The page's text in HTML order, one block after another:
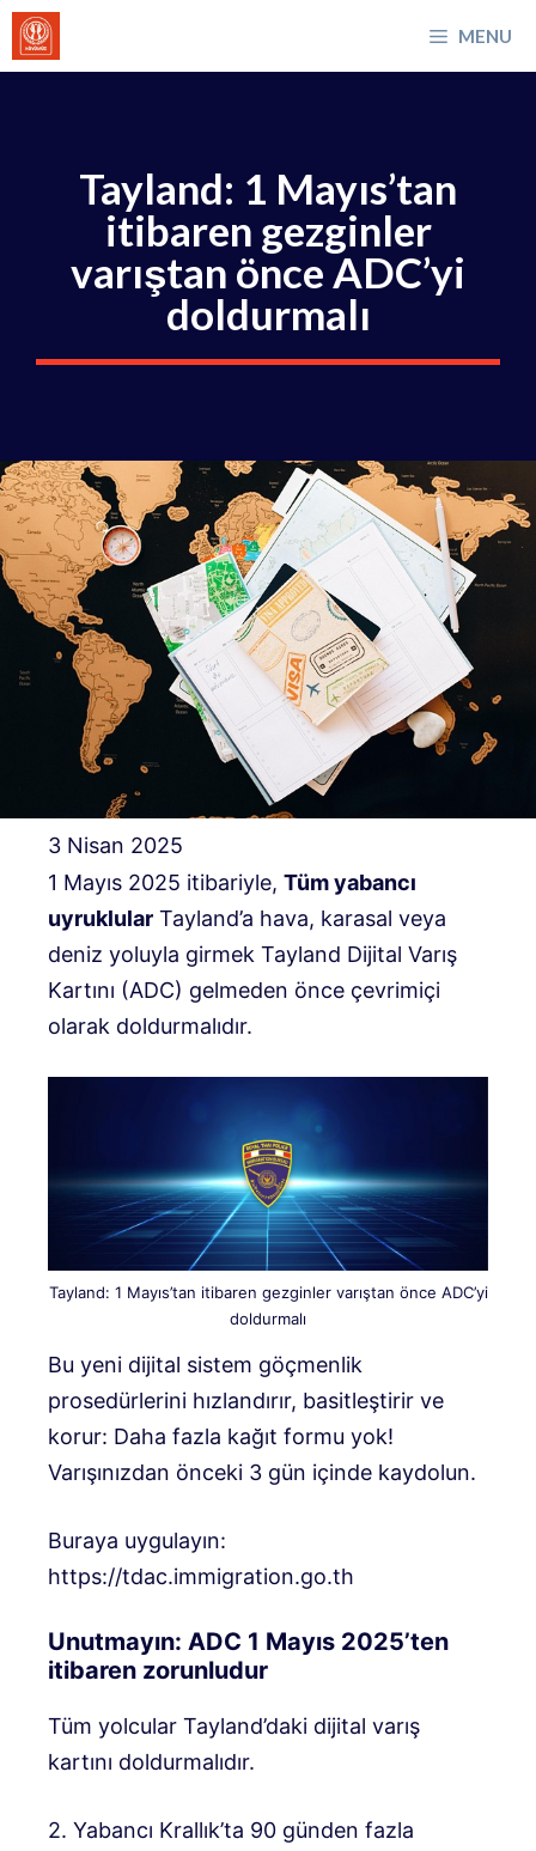
İçeriğe
atla
MENU
Tayland: 1 Mayıs’tan
itibaren gezginler
varıştan önce ADC’yi
doldurmalı
3 Nisan 2025
1 Mayıs 2025 itibariyle, Tüm yabancı
uyruklular Tayland’a hava, karasal veya
deniz yoluyla girmek Tayland Dijital Varış
Kartını (ADC) gelmeden önce çevrimiçi
olarak doldurmalıdır.
Tayland: 1 Mayıs’tan itibaren gezginler varıştan önce ADC’yi
doldurmalı
Bu yeni dijital sistem göçmenlik
prosedürlerini hızlandırır, basitleştirir ve
korur: Daha fazla kağıt formu yok!
Varışınızdan önceki 3 gün içinde kaydolun.
Buraya uygulayın:
https://tdac.immigration.go.th
Unutmayın: ADC 1 Mayıs 2025’ten
itibaren zorunludur
Tüm yolcular Tayland’daki dijital varış
kartını doldurmalıdır.
2. Yabancı Krallık’ta 90 günden fazla